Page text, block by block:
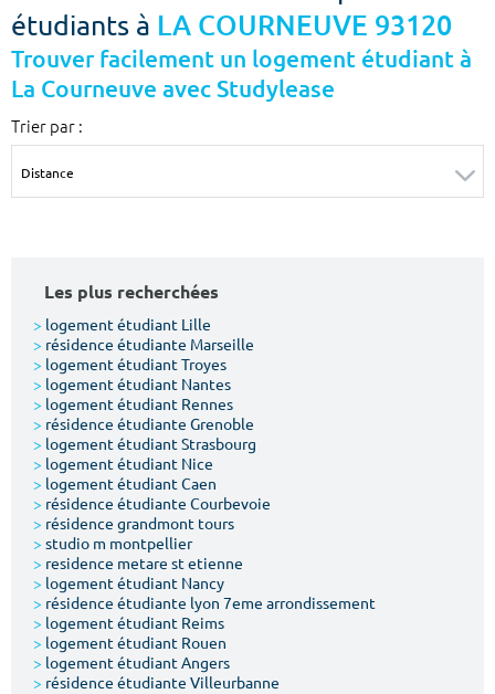
Budget min
€
Budget max
€
Surface min Surface max
Type de location
Votre date d'entrée
Chercher
étudiants à LA COURNEUVE 93120
Trouver facilement un logement étudiant à
La Courneuve avec Studylease
Trier par :
Les plus recherchées
> logement étudiant Lille
> résidence étudiante Marseille
> logement étudiant Troyes
> logement étudiant Nantes
> logement étudiant Rennes
> résidence étudiante Grenoble
> logement étudiant Strasbourg
> logement étudiant Nice
> logement étudiant Caen
> résidence étudiante Courbevoie
> résidence grandmont tours
> studio m montpellier
> residence metare st etienne
> logement étudiant Nancy
> résidence étudiante lyon 7eme arrondissement
> logement étudiant Reims
> logement étudiant Rouen
> logement étudiant Angers
> résidence étudiante Villeurbanne